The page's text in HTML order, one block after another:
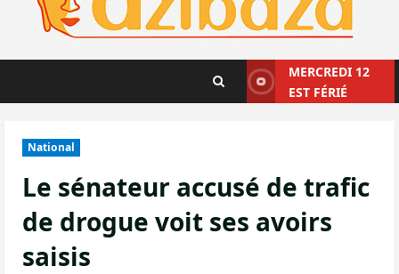
MERCREDI 12
EST FÉRIÉ
National
Le sénateur accusé de trafic
de drogue voit ses avoirs
saisis